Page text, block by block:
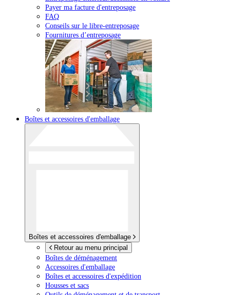
Payer ma facture d'entreposage
FAQ
Conseils sur le libre-entreposage
Fournitures d’entreposage
Boîtes et accessoires d'emballage
Boîtes et accessoires d'emballage
Retour au menu principal
Boîtes de déménagement
Accessoires d'emballage
Boîtes et accessoires d'expédition
Housses et sacs